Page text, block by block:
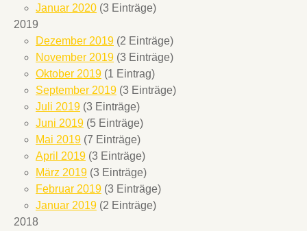
Januar 2020 (3 Einträge)
2019
Dezember 2019 (2 Einträge)
November 2019 (3 Einträge)
Oktober 2019 (1 Eintrag)
September 2019 (3 Einträge)
Juli 2019 (3 Einträge)
Juni 2019 (5 Einträge)
Mai 2019 (7 Einträge)
April 2019 (3 Einträge)
März 2019 (3 Einträge)
Februar 2019 (3 Einträge)
Januar 2019 (2 Einträge)
2018